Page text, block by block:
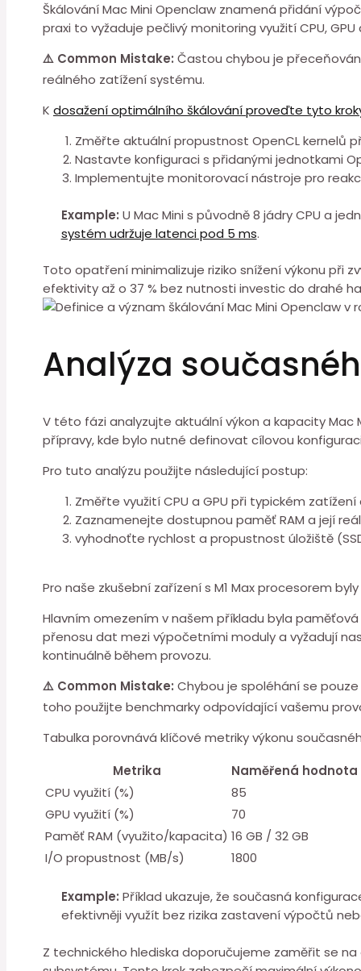
Škálování Mac Mini Openclaw znamená přidání
praxi to vyžaduje pečlivý monitoring ⁢využití CPU,
⚠️ Common Mistake: Častou chybou je
reálného zatížení systému.
K dosažení optimálního škálování proveďte tyto
Změřte aktuální propustnost OpenCL kernelů
Nastavte konfiguraci ⁤s přidanými jednotkami
Implementujte monitorovací nástroje pro
Example: U Mac Mini s původně 8⁣ jádry CPU a
systém udržuje latenci pod 5 ⁢ms.
Toto opatření minimalizuje riziko snížení výkonu při
efektivity až o 37 % bez nutnosti investic do drahé
Analýza
V této fázi ⁢analyzujte aktuální výkon a kapacity Mac
přípravy, kde bylo nutné definovat cílovou
Pro tuto analýzu použijte následující postup:
Změřte využití CPU a ⁣GPU při typickém
Zaznamenejte dostupnou paměť RAM a její
vyhodnoťte rychlost a⁣ propustnost úložiště⁢
Pro naše zkušební zařízení s M1 Max procesorem
Hlavním omezením v našem ⁢příkladu byla
přenosu dat mezi výpočetními ⁣moduly a vyžadují
kontinuálně během provozu.
⚠️ Common Mistake: Chybou je spoléhání se
toho použijte benchmarky odpovídající vašemu
Tabulka porovnává klíčové metriky výkonu
Metrika
Naměřená
CPU využití (%)
85
GPU využití (%)
70
Paměť RAM (využito/kapacita) 16 GB / 32 GB
I/O propustnost (MB/s)
1800
Example: Příklad ukazuje, že současná
efektivněji využít bez rizika zastavení ⁢výpočtů
Z technického hlediska doporučujeme zaměřit se